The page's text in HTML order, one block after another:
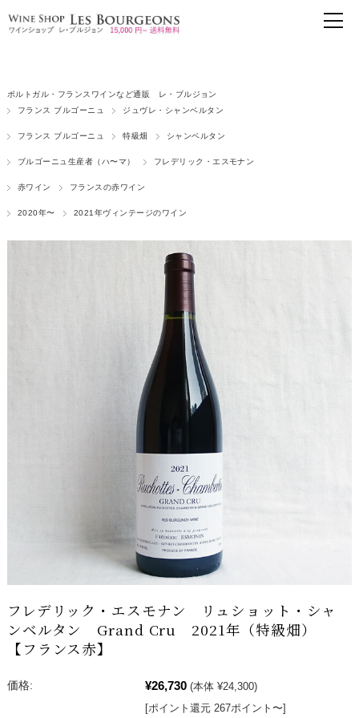
ポルトガル・フランスワインなど通販 レ・ブルジョン
フランス ブルゴーニュ
ジュヴレ・シャンベルタン
フランス ブルゴーニュ 特級畑 シャンベルタン
ブルゴーニュ生産者（ハ〜マ） フレデリック・エスモナン
赤ワイン フランスの赤ワイン
2020年〜 2021年ヴィンテージのワイン
フレデリック・エスモナン リュショット・シャ
ンベルタン Grand Cru 2021年（特級畑）
【フランス赤】
価格: ¥26,730 (本体 ¥24,300)
[ポイント還元 267ポイント〜]